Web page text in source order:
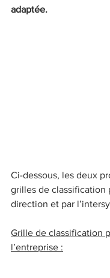
adaptée.
Ci-dessous, les deux
grilles de classification
direction et par
Grille de classification
l’entreprise :